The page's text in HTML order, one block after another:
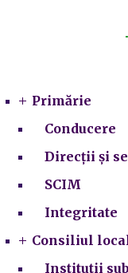
Primărie
Conducere
Direcții și
SCIM
Integritate
Consiliul
Institutii